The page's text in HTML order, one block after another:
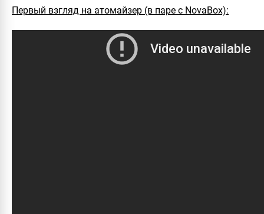
Первый взгляд на атомайзер (в паре с NovaBox):